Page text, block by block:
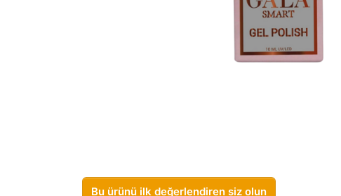
Bu ürünü ilk değerlendiren siz olun